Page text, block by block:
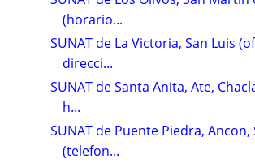
(horario...
SUNAT de La Victoria, San Luis
direcci...
SUNAT de Santa Anita, Ate,
h...
SUNAT de Puente Piedra, Ancon,
(telefon...